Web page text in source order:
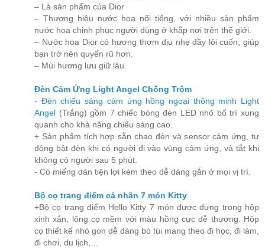
– Là sản phẩm của Dior
– Thương hiệu nước hoa nổi tiếng, với nhiều sản phẩm
nước hoa chinh phục người dùng ở khắp nơi trên thế giới.
– Nước hoa Dior có hương thơm dịu nhẹ đầy lôi cuốn, giúp
bạn trở nên quyến rũ hơn.
– Mùi hương lưu giữ lâu.
Đèn Cảm Ứng Light Angel Chống Trộm
- Đèn chiếu sáng cảm ứng hồng ngoại thông minh Light
Angel (Trắng) gồm 7 chiếc bóng đèn LED nhỏ bố trí xung
quanh cho khả năng chiếu sáng cao.
+ Sản phẩm tích hợp sẵn chao đèn và sensor cảm ứng, tự
động bật đèn khi có người đi vào vùng cảm ứng, và tắt khi
không có người sau 5 phút.
- Có miếng dán tiện lợi kèm theo dễ dàng gắn ở mọi vị trí.
Bộ cọ trang điểm cá nhân 7 món Kitty
+Bộ cọ trang điểm Hello Kitty 7 món được đựng trong hộp
xinh xắn, lông cọ mềm với màu hồng cực dễ thương. Hộp
cọ thiết kế nhỏ gon dễ dàng bỏ túi mang theo đi học, đi làm,
đi chơi, du lịch,…